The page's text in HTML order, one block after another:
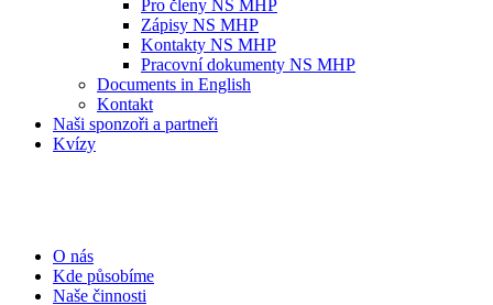
Pro členy NS MHP
Zápisy NS MHP
Kontakty NS MHP
Pracovní dokumenty NS MHP
Documents in English
Kontakt
Naši sponzoři a partneři
Kvízy
O nás
Kde působíme
Naše činnosti